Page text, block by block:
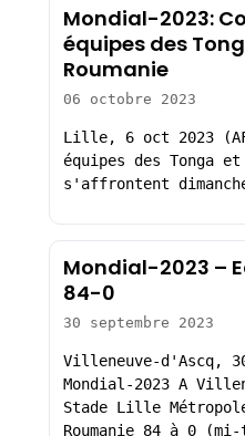
Mondial-2023:
équipes des
Roumanie
06 octobre 2023
Lille, 6 oct 2023
équipes des Tonga
s'affrontent
Mondial-2023 –
84-0
30 septembre 2023
Villeneuve-d'Ascq,
Mondial-2023 A
Stade Lille
Roumanie 84 à 0 (mi-